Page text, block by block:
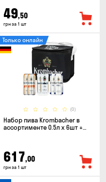
49,50
грн за 1 шт
(0)
Только онлайн
Набор пива Krombacher в
ассортименте 0.5л х 6шт +
617,00
грн за 1 шт